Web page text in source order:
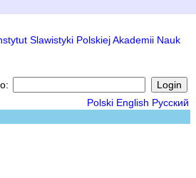
Slawistyki Polskiej Akademii Nauk
Polski English Русский